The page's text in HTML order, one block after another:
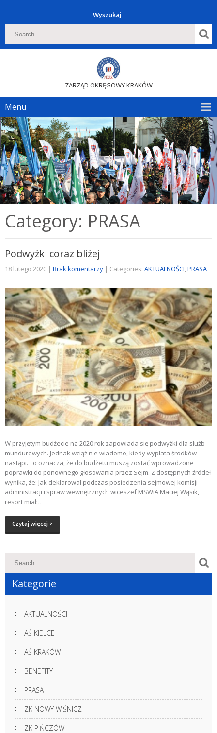
Wyszukaj
ZARZĄD OKRĘGOWY KRAKÓW
Menu
Category: PRASA
Podwyżki coraz bliżej
18 lutego 2020 | Brak komentarzy | Categories: AKTUALNOŚCI,PRASA
W przyjętym budżecie na 2020 rok zapowiada się podwyżki dla służb
mundurowych. Jednak wciąż nie wiadomo, kiedy wypłata środków
nastąpi. To oznacza, że do budżetu muszą zostać wprowadzone
poprawki do ponownego głosowania przez Sejm. Z dostępnych źródeł
wynika, że: Jak deklarował podczas posiedzenia sejmowej komisji
administracji i spraw wewnętrznych wiceszef MSWiA Maciej Wąsik,
resort miał…
Czytaj więcej >
Kategorie
AKTUALNOŚCI
AŚ KIELCE
AŚ KRAKÓW
BENEFITY
PRASA
ZK NOWY WIŚNICZ
ZK PIŃCZÓW